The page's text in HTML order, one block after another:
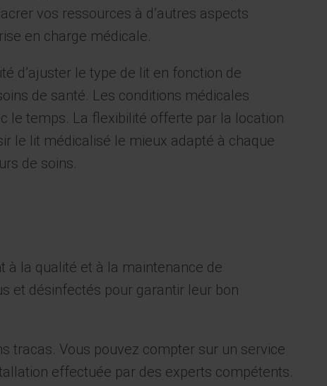
vos ressources à d’autres aspects
en charge médicale.
d’ajuster le type de lit en fonction de
de santé. Les conditions médicales
le temps. La flexibilité offerte par la location
le lit médicalisé le mieux adapté à chaque
de soins.
à la qualité et à la maintenance de
et désinfectés pour garantir leur bon
tracas. Vous pouvez compter sur un service
effectuée par des experts compétents.